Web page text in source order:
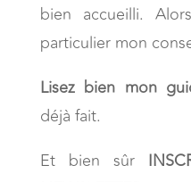
bien accueilli.
particulier mon
Lisez bien mon
déjà fait.
Et bien sûr